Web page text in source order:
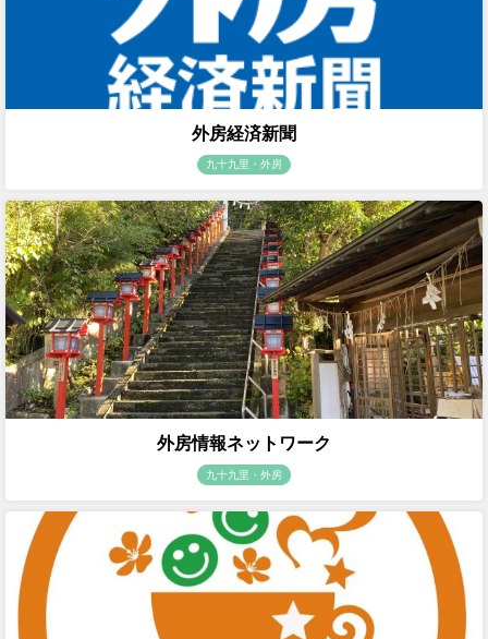
外房経済新聞
九十九里・外房
外房情報ネットワーク
九十九里・外房